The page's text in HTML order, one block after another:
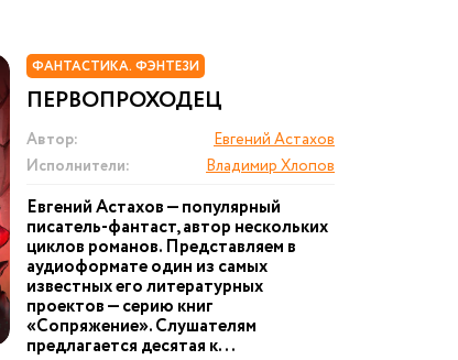
ФАНТАСТИКА. ФЭНТЕЗИ
ПЕРВОПРОХОДЕЦ
Автор:
Евгений Астахов
Исполнители:
Владимир Хлопов
Евгений Астахов — популярный
писатель-фантаст, автор нескольких
циклов романов. Представляем в
аудиоформате один из самых
известных его литературных
проектов — серию книг
«Сопряжение». Слушателям
предлагается десятая к...